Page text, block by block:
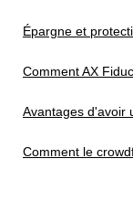
Épargne et
Comment AX
Avantages d'avoir
Comment le